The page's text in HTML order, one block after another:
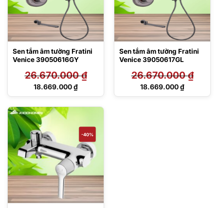
Sen tắm âm tường Fratini
Venice 39050616GY
26.670.000₫
Giá
26.670.000 ₫.
18.669.000₫
Giá
tại
là:
18.669.000 ₫.
Sen tắm âm tường Fratini
Venice 39050617GL
26.670.000₫
Giá
18.669.000₫
Giá
-40%